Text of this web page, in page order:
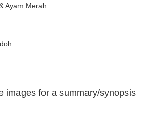
Ayam Merah
images for a summary/synopsis